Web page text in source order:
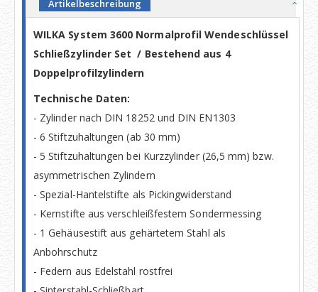
Artikelbeschreibung
WILKA System 3600 Normalprofil Wendeschlüssel
Schließzylinder Set / Bestehend aus 4
Doppelprofilzylindern
Technische Daten:
- Zylinder nach DIN 18252 und DIN EN1303
- 6 Stiftzuhaltungen (ab 30 mm)
- 5 Stiftzuhaltungen bei Kurzzylinder (26,5 mm) bzw.
asymmetrischen Zylindern
- Spezial-Hantelstifte als Pickingwiderstand
- Kernstifte aus verschleißfestem Sondermessing
- 1 Gehäusestift aus gehärtetem Stahl als
Anbohrschutz
- Federn aus Edelstahl rostfrei